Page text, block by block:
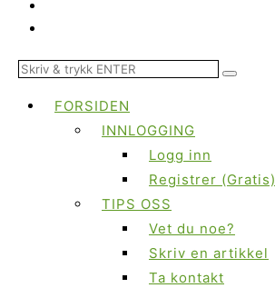
FORSIDEN
INNLOGGING
Logg inn
Registrer (Gratis)
TIPS OSS
Vet du noe?
Skriv en artikkel
Ta kontakt